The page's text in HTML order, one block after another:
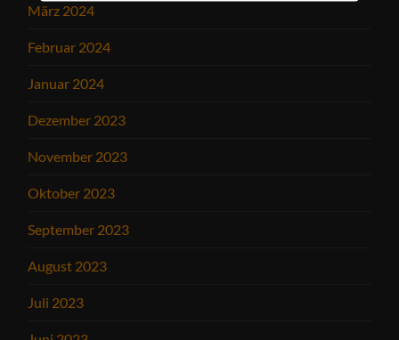
März 2024
Februar 2024
Januar 2024
Dezember 2023
November 2023
Oktober 2023
September 2023
August 2023
Juli 2023